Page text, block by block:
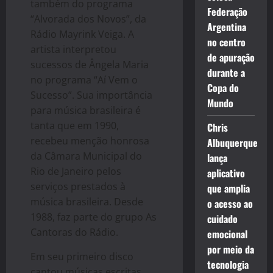
também do programa
“Alvorada dos Novos”, da
Rádio Mayrink Veiga. A
artista interpretou
sucessos de Ângela Maria
no programa “Aí Vem o
Sucesso”. Sua importância
para música brasileira é
tanta que em 1990,
recebeu menção honrosa
da Câmara Municipal do
Rio de Janeiro pelos
serviços prestados à
música brasileira. Desde
1988, faz parte do grupo As
Cantoras do Rádio.
Em seu primeiro disco
Federação
Argentina
no centro
de apuração
durante a
Copa do
Mundo
Chris
Albuquerque
lança
aplicativo
que amplia
o acesso ao
cuidado
emocional
por meio da
tecnologia